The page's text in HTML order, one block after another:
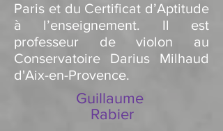
Paris et du Certificat d’Aptitude
à l’enseignement. Il est
professeur de violon au
Conservatoire Darius Milhaud
d'Aix-en-Provence.
Guillaume
Rabier